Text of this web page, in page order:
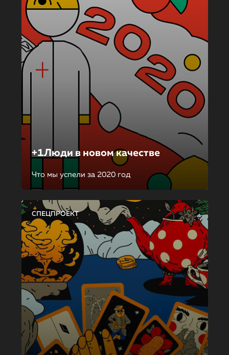
+1Люди в новом качестве
Что мы успели за 2020 год
СПЕЦПРОЕКТ